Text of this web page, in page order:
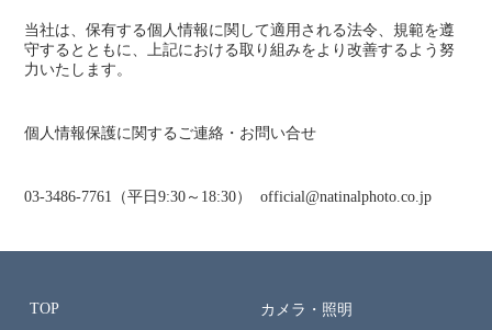
当社は、保有する個人情報に関して適用される法令、規範を遵
守するとともに、上記における取り組みをより改善するよう努
力いたします。
個人情報保護に関するご連絡・お問い合せ
03-3486-7761（平日9:30～18:30） official@natinalphoto.co.jp
TOP カメラ・照明